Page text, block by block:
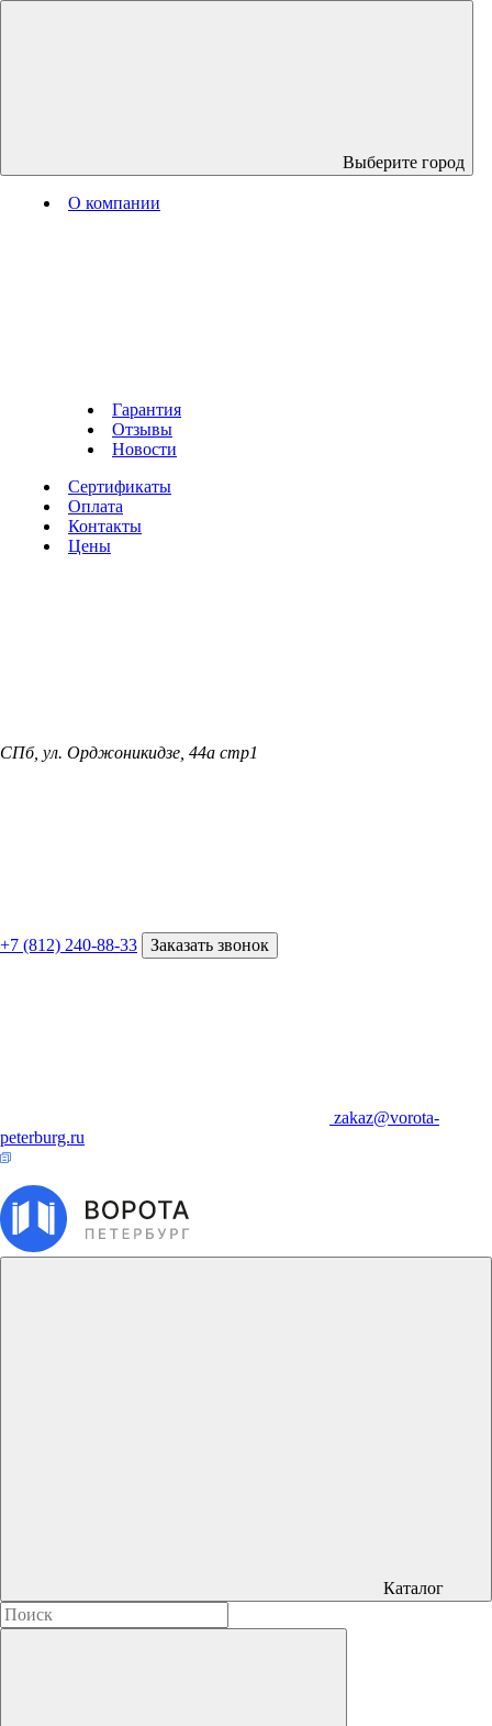
Выберите город
О компании
Гарантия
Отзывы
Новости
Сертификаты
Оплата
Контакты
Цены
СПб, ул. Орджоникидзе, 44а стр1
+7 (812) 240-88-33 Заказать звонок
zakaz@vorota-
peterburg.ru
Каталог